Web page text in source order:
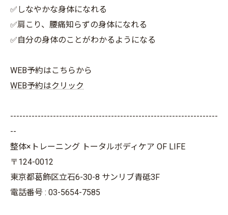
✅しなやかな身体になれる
✅肩こり、腰痛知らずの身体になれる
✅自分の身体のことがわかるようになる
WEB予約はこちらから
WEB予約はクリック
--------------------------------------------------------------------
--
整体×トレーニング トータルボディケア OF LIFE
〒124-0012
東京都葛飾区立石6-30-8 サンリブ青砥3F
電話番号 : 03-5654-7585